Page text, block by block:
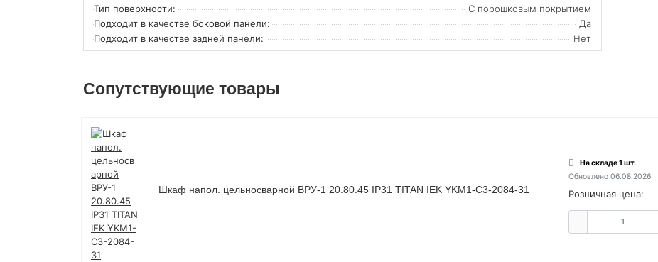
Тип поверхности:
С порошковым покрытием
Подходит в качестве боковой панели:
Да
Подходит в качестве задней панели:
Нет
Сопутствующие товары
Шкаф напол. цельносварной ВРУ-1 20.80.45 IP31 TITAN IEK YKM1-C3-2084-31
На складе 1 шт.
Обновлено 06.08.2026
Розничная цена:
-